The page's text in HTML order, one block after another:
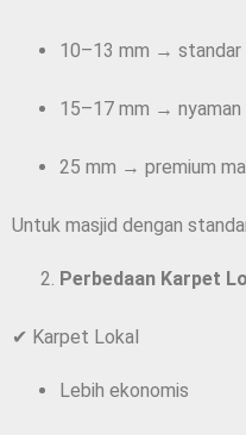
10–13 mm → standar
15–17 mm → nyaman
25 mm → premium
Untuk masjid dengan
Perbedaan Karpet
✔ Karpet Lokal
Lebih ekonomis